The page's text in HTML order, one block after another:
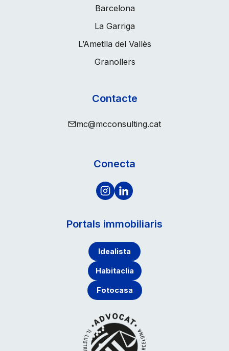
Barcelona
La Garriga
L’Ametlla del Vallès
Granollers
Contacte
mc@mcconsulting.cat
Conecta
Portals immobiliaris
Idealista
Habitaclia
Fotocasa